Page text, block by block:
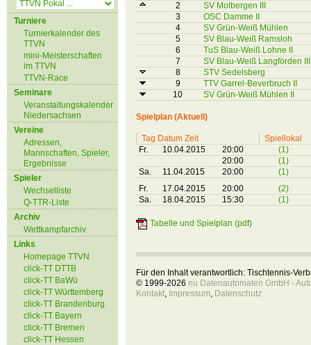
Turniere
Turnierkalender des
TTVN
mini-Meisterschaften
im TTVN
TTVN-Race
Seminare
Veranstaltungskalender
Niedersachsen
Vereine
Adressen,
Mannschaften, Spieler,
Ergebnisse
Spieler
Wechselliste
Q-TTR-Liste
Archiv
Wettkampfarchiv
Links
Homepage TTVN
click-TT DTTB
click-TT BaWü
click-TT Württemberg
click-TT Brandenburg
click-TT Bayern
click-TT Bremen
click-TT Hessen
2
SV Molbergen III
3
OSC Damme II
4
SV Grün-Weiß Mühlen
5
SV Blau-Weiß Ramsloh
6
TuS Blau-Weiß Lohne II
7
SV Blau-Weiß Langförden III
8
STV Sedelsberg
9
TTV Garrel-Beverbruch II
10
SV Grün-Weiß Mühlen II
Spielplan (Aktuell)
Tag Datum Zeit
Spiellokal
Fr.
10.04.2015 20:00
(1)
20:00
(1)
Sa.
11.04.2015 20:00
(1)
Fr.
17.04.2015 20:00
(2)
Sa.
18.04.2015 15:30 (1)
Tabelle und Spielplan (pdf)
Für den Inhalt verantwortlich: Tischtennis-
© 1999-2026 nu Datenautomaten GmbH -
Kontakt, Impressum, Datenschutz